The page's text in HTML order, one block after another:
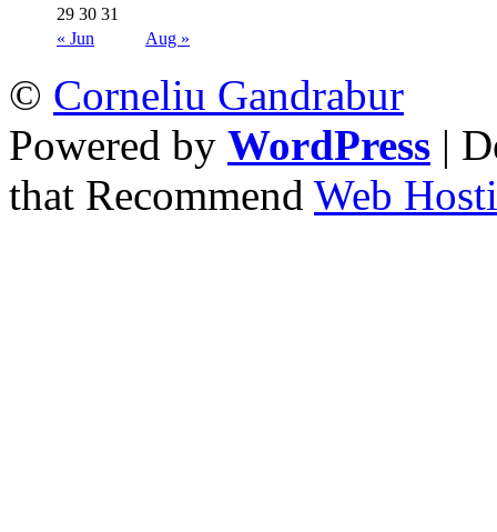
« Jun Aug »
29 30 31
© Corneliu Gandrabur
Powered by WordPress |
that Recommend Web